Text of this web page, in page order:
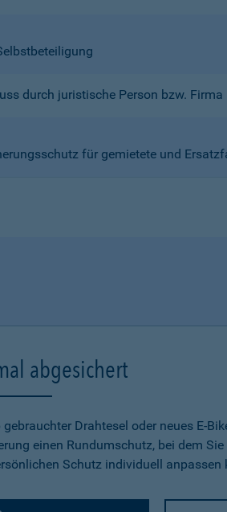
durch juristische Person bzw. Firma
für gemietete und
abgesichert
gebrauchter Drahtesel oder neues E-
einen Rundumschutz, bei dem
Schutz individuell anpassen